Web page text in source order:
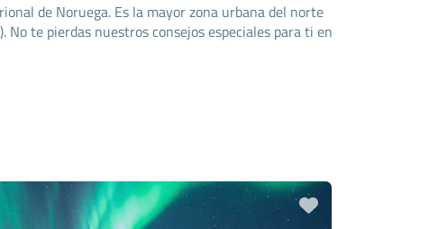
de Noruega. Es la mayor zona urbana del norte
te pierdas nuestros consejos especiales para ti en